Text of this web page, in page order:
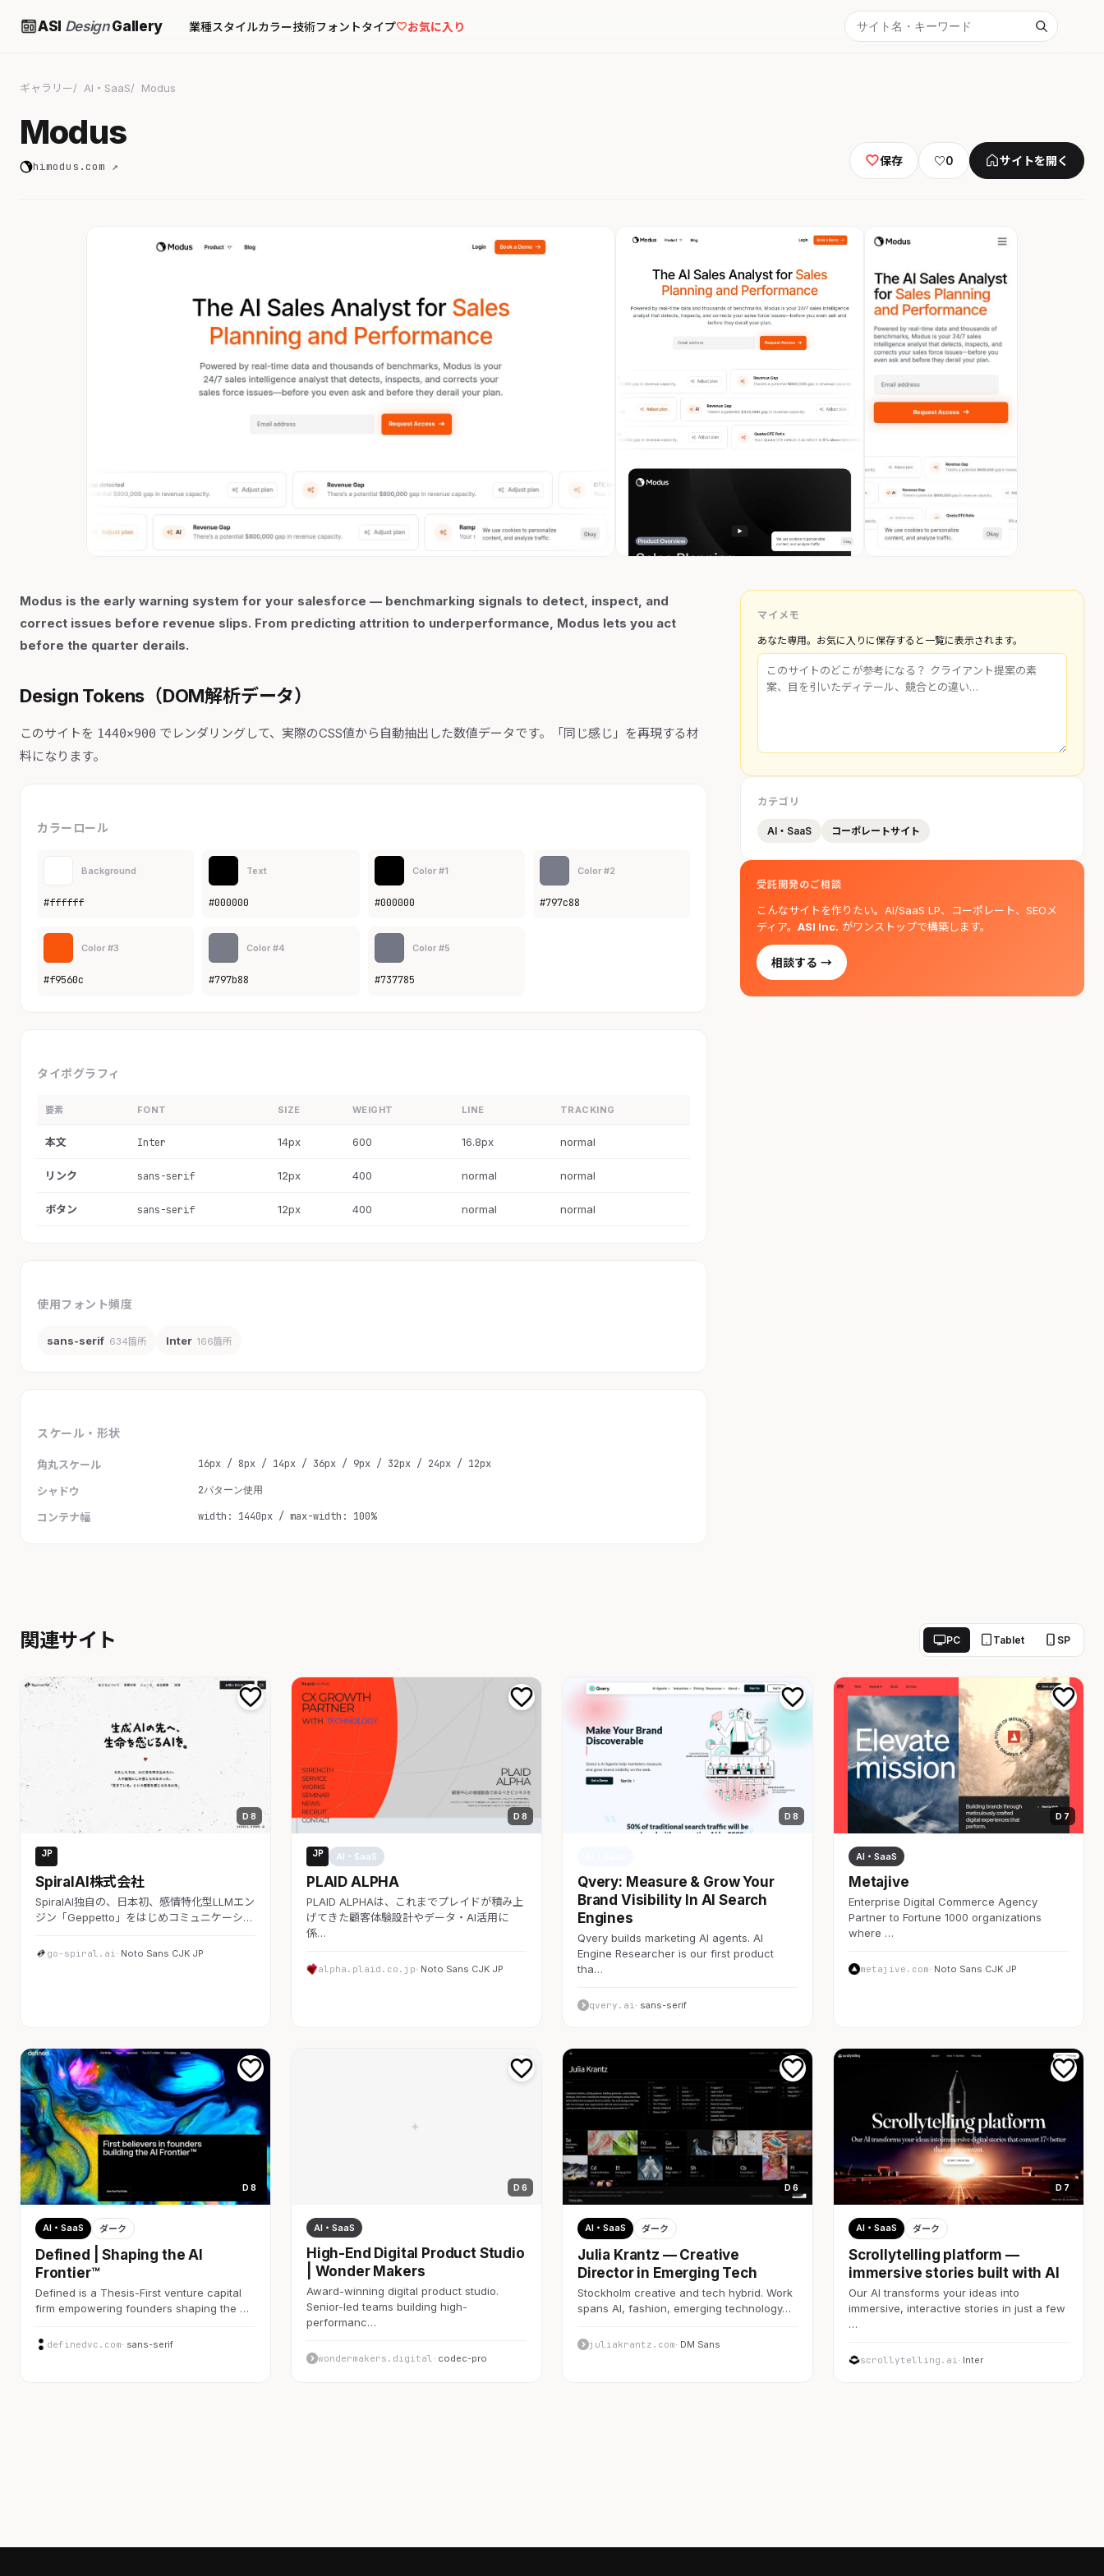
ASI DesignGallery 業種スタイルカラー技術フォントタイプ お気に入り
ギャラリー AI・SaaS Modus
Modus
himodus.com ↗ 保存 ♡0 サイトを開く
Modus is the early warning system for your salesforce — benchmarking signals to detect, inspect, and
correct issues before revenue slips. From predicting attrition to underperformance, Modus lets you act
before the quarter derails.
Design Tokens（DOM解析データ）
このサイトを 1440×900 でレンダリングして、実際のCSS値から自動抽出した数値データです。「同じ感じ」を再現する材
料になります。
カラーロール
Background
#ffffff
Text
#000000
Color #1
#000000
Color #2
#797c88
Color #3
#f9560c
Color #4
#797b88
Color #5
#737785
タイポグラフィ
要素 FONT SIZE WEIGHT LINE TRACKING
本文 Inter 14px 600 16.8px normal
リンク sans-serif 12px 400 normal normal
ボタン sans-serif 12px 400 normal normal
使用フォント頻度
sans-serif 634箇所 Inter 166箇所
スケール・形状
角丸スケール 16px / 8px / 14px / 36px / 9px / 32px / 24px / 12px
シャドウ 2パターン使用
コンテナ幅 width: 1440px / max-width: 100%
マイメモ
あなた専用。お気に入りに保存すると一覧に表示されます。
カテゴリ
AI・SaaS コーポレートサイト
受託開発のご相談
こんなサイトを作りたい。AI/SaaS LP、コーポレート、SEOメ
ディア。ASI Inc. がワンストップで構築します。
相談する →
関連サイト PC Tablet SP
D 8
JP
SpiralAI株式会社
SpiralAI独自の、日本初、感情特化型LLMエン
ジン「Geppetto」をはじめコミュニケーシ…
go-spiral.ai · Noto Sans CJK JP
D 8
JP AI・SaaS
PLAID ALPHA
PLAID ALPHAは、これまでプレイドが積み上
げてきた顧客体験設計やデータ・AI活用に
係…
alpha.plaid.co.jp· Noto Sans CJK JP
D 8
Qvery: Measure & Grow Your
Brand Visibility In AI Search
Engines
Qvery builds marketing AI agents. AI
Engine Researcher is our first product
tha…
qvery.ai · sans-serif
D 7
AI・SaaS
Metajive
Enterprise Digital Commerce Agency
Partner to Fortune 1000 organizations
where …
metajive.com· Noto Sans CJK JP
D 8
AI・SaaS ダーク
Defined | Shaping the AI
Frontier™
Defined is a Thesis-First venture capital
firm empowering founders shaping the …
definedvc.com· sans-serif
D 6
AI・SaaS
High-End Digital Product Studio
| Wonder Makers
Award-winning digital product studio.
Senior-led teams building high-
performanc…
wondermakers.digital · codec-pro
D 6
AI・SaaS ダーク
Julia Krantz — Creative
Director in Emerging Tech
Stockholm creative and tech hybrid. Work
spans AI, fashion, emerging technology…
juliakrantz.com· DM Sans
D 7
AI・SaaS ダーク
Scrollytelling platform —
immersive stories built with AI
Our AI transforms your ideas into
immersive, interactive stories in just a few
…
scrollytelling.ai · Inter